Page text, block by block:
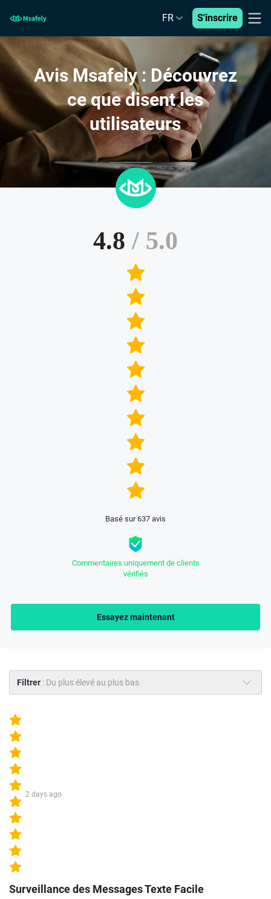
FR S'inscrire
Avis Msafely : Découvrez
ce que disent les
utilisateurs
Filtrer : Du plus élevé au plus bas
2 days ago
Surveillance des Messages Texte Facile
4.8 / 5.0
Basé sur 637 avis
Commentaires uniquement de clients
vérifiés
Essayez maintenant